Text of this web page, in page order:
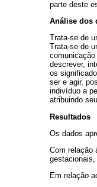
parte deste
Análise dos
Trata-se de
Trata-se de
descrever,
os
ser e agir,
indivíduo a
atribuindo
Resultados
Os dados
Com relação
Em relação